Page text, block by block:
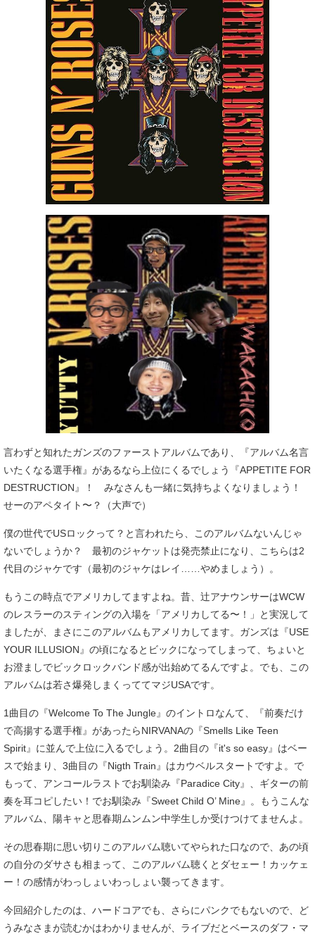
言わずと知れたガンズのファーストアルバムであり、『アルバム名言
いたくなる選手権』があるなら上位にくるでしょう『APPETITE FOR
DESTRUCTION』！ みなさんも一緒に気持ちよくなりましょう！
せーのアペタイト〜？（大声で）
僕の世代でUSロックって？と言われたら、このアルバムないんじゃ
ないでしょうか？ 最初のジャケットは発売禁止になり、こちらは2
代目のジャケです（最初のジャケはレイ……やめましょう）。
もうこの時点でアメリカしてますよね。昔、辻アナウンサーはWCW
のレスラーのスティングの入場を「アメリカしてる〜！」と実況して
ましたが、まさにこのアルバムもアメリカしてます。ガンズは『USE
YOUR ILLUSION』の頃になるとビックになってしまって、ちょいと
お澄ましでビックロックバンド感が出始めてるんですよ。でも、この
アルバムは若さ爆発しまくっててマジUSAです。
1曲目の『Welcome To The Jungle』のイントロなんて、『前奏だけ
で高揚する選手権』があったらNIRVANAの『Smells Like Teen
Spirit』に並んで上位に入るでしょう。2曲目の『it's so easy』はベー
スで始まり、3曲目の『Nigth Train』はカウベルスタートですよ。で
もって、アンコールラストでお馴染み『Paradice City』、ギターの前
奏を耳コピしたい！でお馴染み『Sweet Child O’ Mine』。もうこんな
アルバム、陽キャと思春期ムンムン中学生しか受けつけてませんよ。
その思春期に思い切りこのアルバム聴いてやられた口なので、あの頃
の自分のダサさも相まって、このアルバム聴くとダセェー！カッケェ
ー！の感情がわっしょいわっしょい襲ってきます。
今回紹介したのは、ハードコアでも、さらにパンクでもないので、ど
うみなさまが読むかはわかりませんが、ライブだとベースのダフ・マ